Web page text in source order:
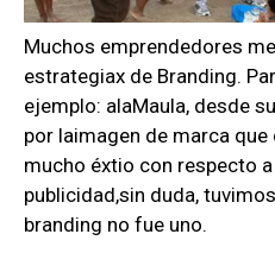
Muchos emprendedores
estrategiax de Branding.
ejemplo: alaMaula, desde
por laimagen de marca
mucho éxtio con respecto
publicidad,sin duda,
branding no fue uno.